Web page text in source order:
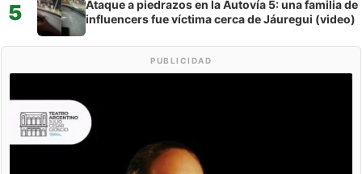
5
Ataque a piedrazos en la Autovía 5: una familia de
influencers fue víctima cerca de Jáuregui (video)
PUBLICIDAD